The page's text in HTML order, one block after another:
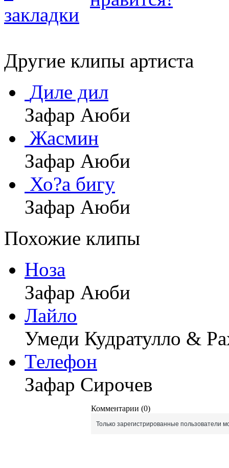
Другие клипы артиста
Диле дил
Зафар Аюби
Жасмин
Зафар Аюби
Хо?а бигу
Зафар Аюби
Похожие клипы
Ноза
Зафар Аюби
Лайло
Умеди Кудратулло &
Телефон
Зафар Сирочев
Комментарии (0)
Только зарегистрированные пользователи